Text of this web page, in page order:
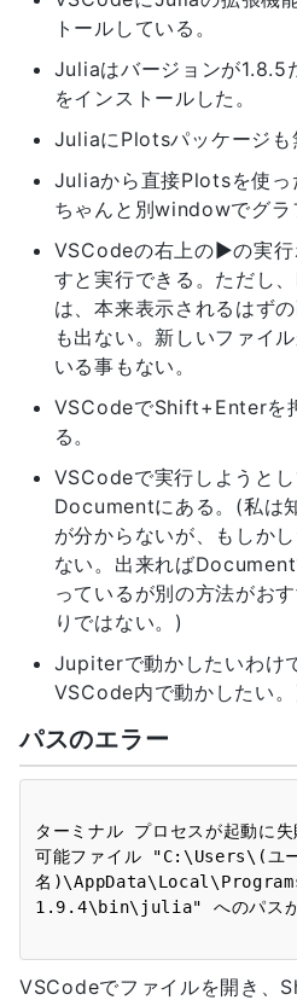
トールしている。
Juliaはバージョンが1.8.5
をインストールした。
JuliaにPlotsパッケージも
Juliaから直接Plotsを使っ
ちゃんと別windowでグラ
VSCodeの右上の▶の実
すと実行できる。ただし
は、本来表示されるはず
も出ない。新しいファイ
いる事もない。
VSCodeでShift+Enterを
る。
VSCodeで実行しようと
Documentにある。(私は
が分からないが、もしか
ない。出来れば
っているが別の方法がお
りではない。)
Jupiterで動かしたいわけ
VSCode内で動かしたい
パスのエラー
ターミナル プロセスが起動に
可能ファイル "C:\Users\(ユ
名
VSCodeでファイルを開き、